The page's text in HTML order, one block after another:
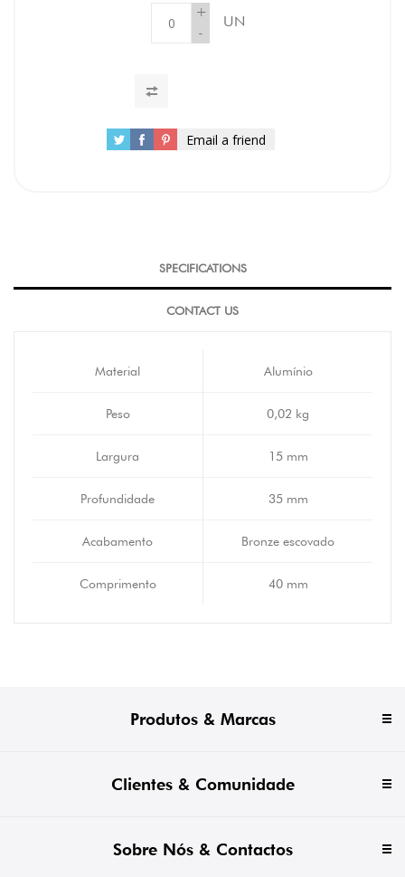
+
-
UN
Email a friend
SPECIFICATIONS
CONTACT US
Material Alumínio
Peso 0,02 kg
Largura 15 mm
Profundidade 35 mm
Acabamento Bronze escovado
Comprimento 40 mm
Produtos & Marcas
Clientes & Comunidade
Sobre Nós & Contactos